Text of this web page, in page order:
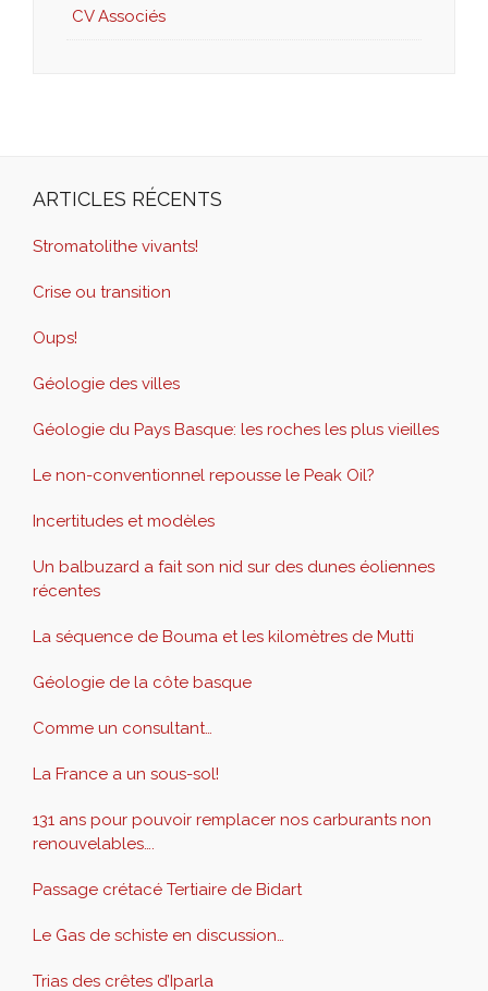
CV Associés
ARTICLES RÉCENTS
Stromatolithe vivants!
Crise ou transition
Oups!
Géologie des villes
Géologie du Pays Basque: les roches les plus vieilles
Le non-conventionnel repousse le Peak Oil?
Incertitudes et modèles
Un balbuzard a fait son nid sur des dunes éoliennes
récentes
La séquence de Bouma et les kilomètres de Mutti
Géologie de la côte basque
Comme un consultant…
La France a un sous-sol!
131 ans pour pouvoir remplacer nos carburants non
renouvelables….
Passage crétacé Tertiaire de Bidart
Le Gas de schiste en discussion…
Trias des crêtes d’Iparla